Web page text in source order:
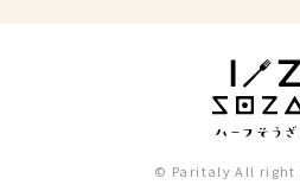
© Paritaly All right